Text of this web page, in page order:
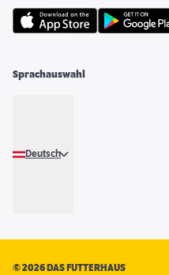
Sprachauswahl
Deutsch
©2026 DAS FUTTERHAUS